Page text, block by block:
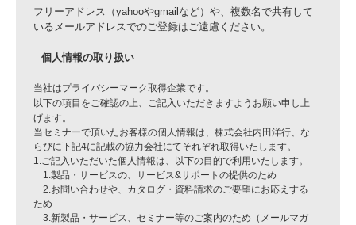
フリーアドレス（yahooやgmailなど）や、複数名で共有して
いるメールアドレスでのご登録はご遠慮ください。
個人情報の取り扱い
当社はプライバシーマーク取得企業です。
以下の項目をご確認の上、ご記入いただきますようお願い申し上
げます。
当セミナーで頂いたお客様の個人情報は、株式会社内田洋行、な
らびに下記4に記載の協力会社にてそれぞれ取得いたします。
1.ご記入いただいた個人情報は、以下の目的で利用いたします。
1.製品・サービスの、サービス&サポートの提供のため
2.お問い合わせや、カタログ・資料請求のご要望にお応えする
ため
3.新製品・サービス、セミナー等のご案内のため（メールマガ